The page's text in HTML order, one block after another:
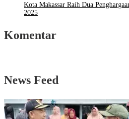
Kota Makassar Raih Dua
2025
Komentar
News Feed